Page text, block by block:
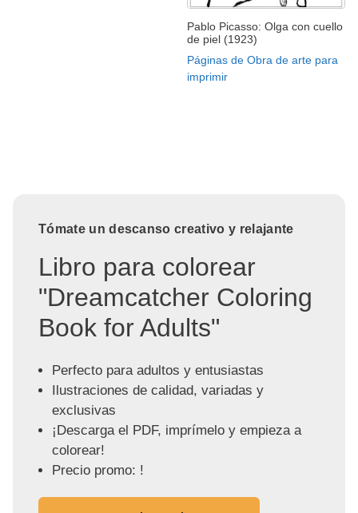
Pablo Picasso: Olga con cuello
de piel (1923)
Páginas de Obra de arte para
imprimir
Tómate un descanso creativo y relajante
Libro para colorear
"Dreamcatcher Coloring
Book for Adults"
Perfecto para adultos y entusiastas
Ilustraciones de calidad, variadas y
exclusivas
¡Descarga el PDF, imprímelo y empieza a
colorear!
Precio promo: !